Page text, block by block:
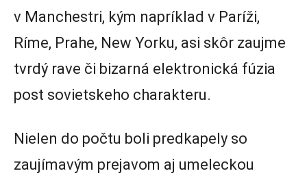
v Manchestri, kým napríklad v Paríži,
Ríme, Prahe, New Yorku, asi skôr zaujme
tvrdý rave či bizarná elektronická fúzia
post sovietskeho charakteru.
Nielen do počtu boli predkapely so
zaujímavým prejavom aj umeleckou